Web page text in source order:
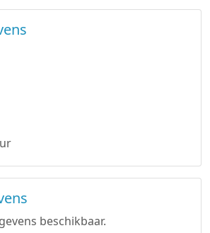
beschikbaar.